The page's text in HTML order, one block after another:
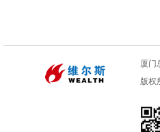
厦门
版权